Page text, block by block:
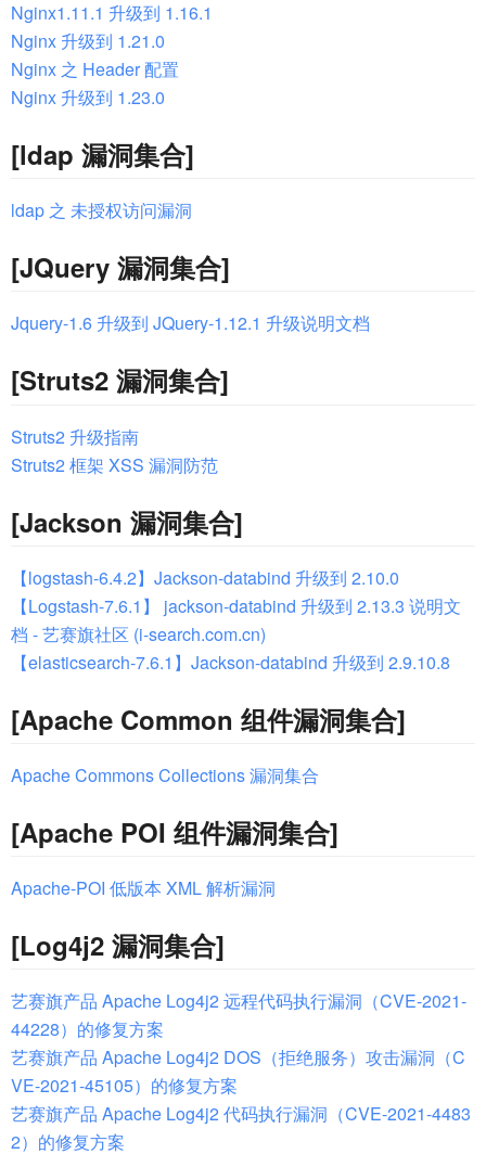
Nginx1.11.1 升级到 1.16.1
Nginx 升级到 1.21.0
Nginx 之 Header 配置
Nginx 升级到 1.23.0
[ldap 漏洞集合]
ldap 之 未授权访问漏洞
[JQuery 漏洞集合]
Jquery-1.6 升级到 JQuery-1.12.1 升级说明文档
[Struts2 漏洞集合]
Struts2 升级指南
Struts2 框架 XSS 漏洞防范
[Jackson 漏洞集合]
【logstash-6.4.2】Jackson-databind 升级到 2.10.0
【Logstash-7.6.1】 jackson-databind 升级到 2.13.3 说明文
档 - 艺赛旗社区 (i-search.com.cn)
【elasticsearch-7.6.1】Jackson-databind 升级到 2.9.10.8
[Apache Common 组件漏洞集合]
Apache Commons Collections 漏洞集合
[Apache POI 组件漏洞集合]
Apache-POI 低版本 XML 解析漏洞
[Log4j2 漏洞集合]
艺赛旗产品 Apache Log4j2 远程代码执行漏洞（CVE-2021-
44228）的修复方案
艺赛旗产品 Apache Log4j2 DOS（拒绝服务）攻击漏洞（C
VE-2021-45105）的修复方案
艺赛旗产品 Apache Log4j2 代码执行漏洞（CVE-2021-4483
2）的修复方案